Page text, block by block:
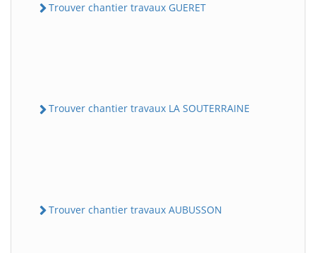
Trouver chantier travaux GUERET
Trouver chantier travaux LA SOUTERRAINE
Trouver chantier travaux AUBUSSON